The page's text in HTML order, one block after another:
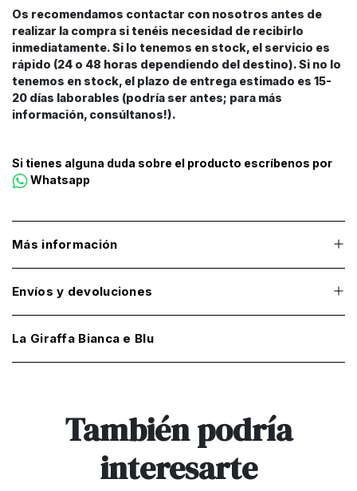
Os recomendamos contactar con nosotros antes de
realizar la compra si tenéis necesidad de recibirlo
inmediatamente. Si lo tenemos en stock, el servicio es
rápido (24 o 48 horas dependiendo del destino). Si no lo
tenemos en stock, el plazo de entrega estimado es 15-
20 días laborables (podría ser antes; para más
información, consúltanos!).
Si tienes alguna duda sobre el producto escríbenos por
Whatsapp
Más información
Envíos y devoluciones
La Giraffa Bianca e Blu
También podría
interesarte